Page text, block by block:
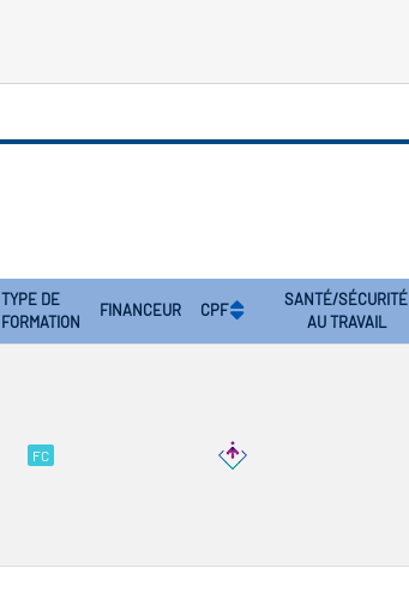
TYPE DE
FORMATION
FINANCEUR CPF
SANTÉ/SÉCURITÉ
AU TRAVAIL
FC